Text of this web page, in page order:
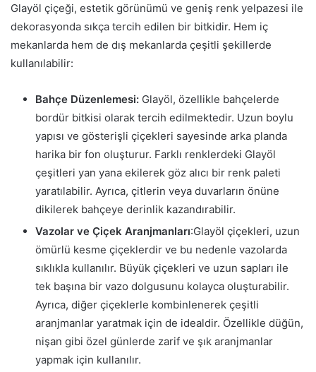
Glayöl çiçeği, estetik görünümü ve geniş renk yelpazesi ile
dekorasyonda sıkça tercih edilen bir bitkidir. Hem iç
mekanlarda hem de dış mekanlarda çeşitli şekillerde
kullanılabilir:
Bahçe Düzenlemesi: Glayöl, özellikle bahçelerde
bordür bitkisi olarak tercih edilmektedir. Uzun boylu
yapısı ve gösterişli çiçekleri sayesinde arka planda
harika bir fon oluşturur. Farklı renklerdeki Glayöl
çeşitleri yan yana ekilerek göz alıcı bir renk paleti
yaratılabilir. Ayrıca, çitlerin veya duvarların önüne
dikilerek bahçeye derinlik kazandırabilir.
Vazolar ve Çiçek Aranjmanları:Glayöl çiçekleri, uzun
ömürlü kesme çiçeklerdir ve bu nedenle vazolarda
sıklıkla kullanılır. Büyük çiçekleri ve uzun sapları ile
tek başına bir vazo dolgusunu kolayca oluşturabilir.
Ayrıca, diğer çiçeklerle kombinlenerek çeşitli
aranjmanlar yaratmak için de idealdir. Özellikle düğün,
nişan gibi özel günlerde zarif ve şık aranjmanlar
yapmak için kullanılır.